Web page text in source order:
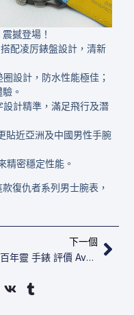
撼登場！
配凌厉錶盤設計，清新
設計，防水性能極佳；
。
計精準，滿足飛行及潛
貼近亞洲及中國男性手腕
精密穩定性能。
復仇者系列男士腕表，
下一個
高仿百年靈 手錶 評價​​ Avenger AB0147101A1X1
下